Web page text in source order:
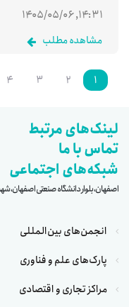
۱۴:۳۱, ۱۴۰۵/۰۵/۰۶
مشاهده مطلب
۱
لینک‌های مرتبط
تماس با ما
شبکه‌های اجتماعی
اصفهان، بلوار دانشگاه صنعتی اصفهان،
انجمن‌های بین‌المللی
پارک‌های علم و فناوری
مراکز تجاری و اقتصادی